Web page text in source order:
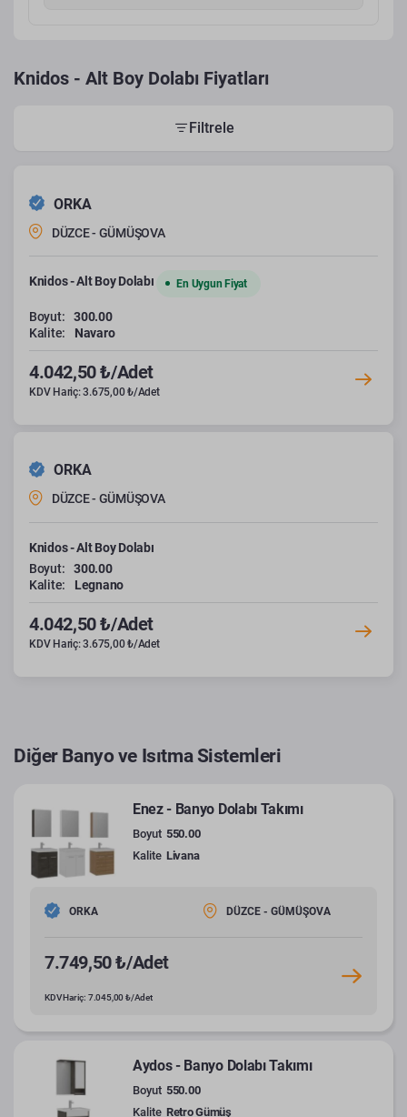
Knidos - Alt Boy Dolabı Fiyatları
Filtrele
ORKA
DÜZCE - GÜMÜŞOVA
Knidos - Alt Boy Dolabı En Uygun Fiyat
Boyut:
300.00
Kalite:
Navaro
4.042,50 ₺/Adet
KDV Hariç: 3.675,00 ₺/Adet
ORKA
DÜZCE - GÜMÜŞOVA
Knidos - Alt Boy Dolabı
Boyut:
300.00
Kalite:
Legnano
4.042,50 ₺/Adet
KDV Hariç: 3.675,00 ₺/Adet
Diğer Banyo ve Isıtma Sistemleri
Enez - Banyo Dolabı Takımı
Boyut 550.00
Kalite Livana
ORKA DÜZCE - GÜMÜŞOVA
7.749,50 ₺/Adet
KDV Hariç: 7.045,00 ₺/Adet
Aydos - Banyo Dolabı Takımı
Boyut 550.00
Kalite Retro Gümüş